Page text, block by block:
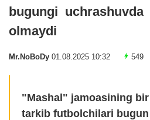
bugungi
olmaydi
Mr.NoBoDy 01.08.2025 10:32 549
"Mashal" jamoasining
tarkib futbolchilari